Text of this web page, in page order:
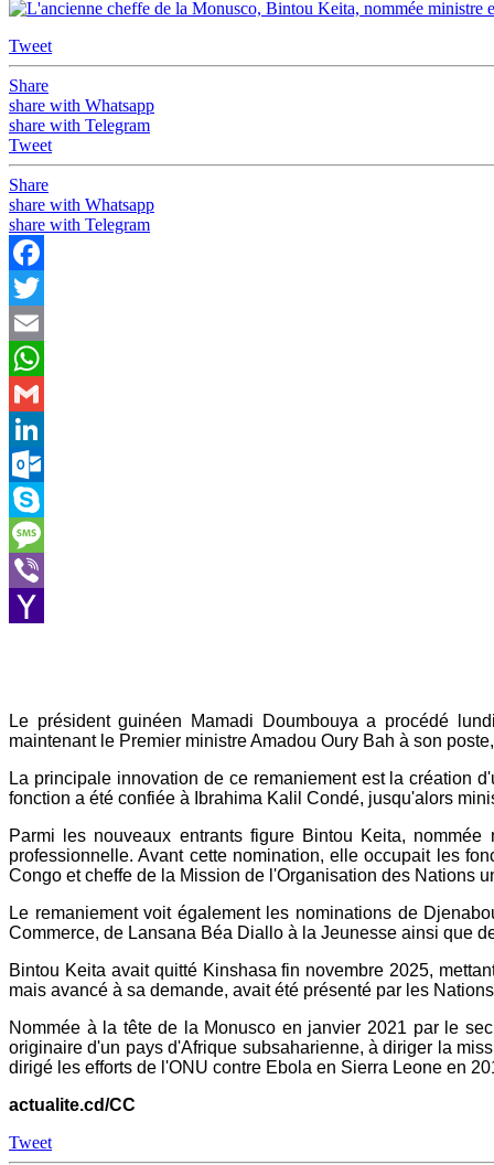
Tweet
Share
share with Whatsapp
share with Telegram
Tweet
Share
share with Whatsapp
share with Telegram
Facebook
Twitter
Email
WhatsApp
Gmail
LinkedIn
Outlook.com
Skype
Message
Viber
Le président guinéen Mamadi Doumbouya a procédé
maintenant le Premier ministre Amadou Oury Bah à son
La principale innovation de ce remaniement est la création
fonction a été confiée à Ibrahima Kalil Condé, jusqu'alors
Parmi les nouveaux entrants figure Bintou Keita,
professionnelle. Avant cette nomination, elle occupait les
Congo et cheffe de la Mission de l'Organisation des Nations
Le remaniement voit également les nominations de
Commerce, de Lansana Béa Diallo à la Jeunesse ainsi que
Bintou Keita avait quitté Kinshasa fin novembre 2025,
mais avancé à sa demande, avait été présenté par les
Nommée à la tête de la Monusco en janvier 2021 par le
originaire d'un pays d'Afrique subsaharienne, à diriger la
dirigé les efforts de l'ONU contre Ebola en Sierra Leone en
actualite.cd/CC
Tweet